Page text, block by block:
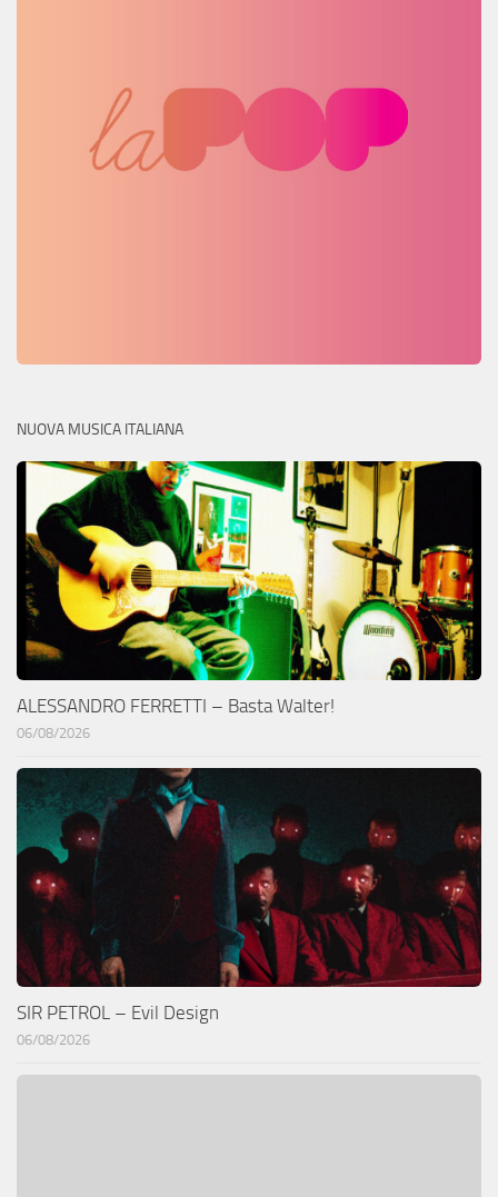
NUOVA MUSICA ITALIANA
ALESSANDRO FERRETTI – Basta Walter!
06/08/2026
SIR PETROL – Evil Design
06/08/2026